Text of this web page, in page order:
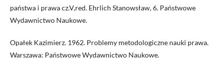
państwa i prawa cz.V,red. Ehrlich Stanowsław, 6. Państwowe
Wydawnictwo Naukowe.
Opałek Kazimierz. 1962. Problemy metodologiczne nauki prawa.
Warszawa: Państwowe Wydawnictwo Naukowe.